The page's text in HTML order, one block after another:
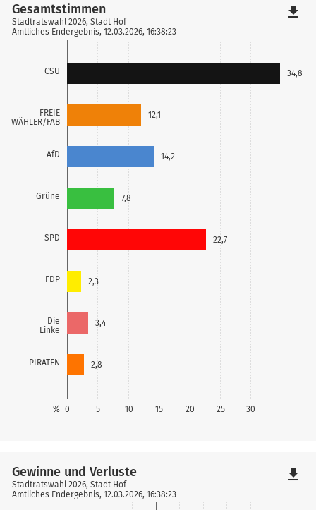
CSU
FREIE
WÄHLER/FAB
AfD
Grüne
SPD
FDP
Die
Linke
PIRATEN
0 5 10 15 20 25 30
%
34,8
12,1
14,2
7,8
22,7
2,3
3,4
2,8
Gesamtstimmen
Stadtratswahl 2026, Stadt Hof
Amtliches Endergebnis, 12.03.2026, 16:38:23
file_download
Gewinne und Verluste
Stadtratswahl 2026, Stadt Hof
Amtliches Endergebnis, 12.03.2026, 16:38:23
file_download